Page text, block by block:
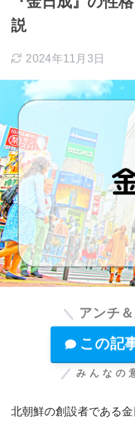
説
2024年11月3日
アンチ
この記
みんなの
北朝鮮の創設者である